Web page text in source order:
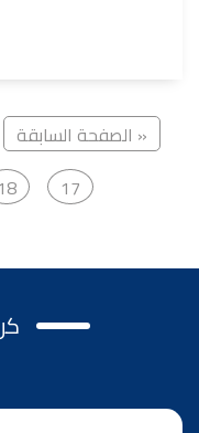
« الصفحة السابقة
17